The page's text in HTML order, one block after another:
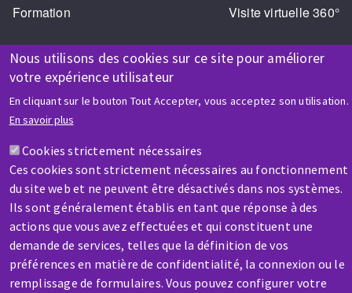
Nous utilisons des cookies sur ce site pour améliorer
votre expérience utilisateur
En cliquant sur le bouton Tout Accepter, vous acceptez son utilisation.
En savoir plus
Cookies strictement nécessaires
Ces cookies sont strictement nécessaires au fonctionnement
du site web et ne peuvent être désactivés dans nos systèmes.
Ils sont généralement établis en tant que réponse à des
actions que vous avez effectuées et qui constituent une
demande de services, telles que la définition de vos
préférences en matière de confidentialité, la connexion ou le
remplissage de formulaires. Vous pouvez configurer votre
Formation
Visite virtuelle 360°
Une question ? Un renseignement ?
Contactez-nous